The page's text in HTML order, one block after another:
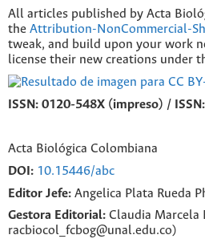
All articles published by Acta
the Attribution-NonCommercial-
tweak, and build upon your work
license their new creations under
ISSN: 0120-548X (impreso) /
Acta Biológica Colombiana
DOI: 10.15446/abc
Editor Jefe: Angelica Plata Rueda
Gestora Editorial: Claudia Marcela
racbiocol_fcbog@unal.edu.co)